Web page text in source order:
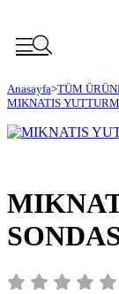
Anasayfa>TÜM
MIKNATIS